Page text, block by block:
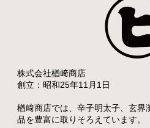
株式会社楢﨑商店
創立：昭和25年11月1日
楢﨑商店では、辛子明太子、玄界
品を豊富に取りそろえています。